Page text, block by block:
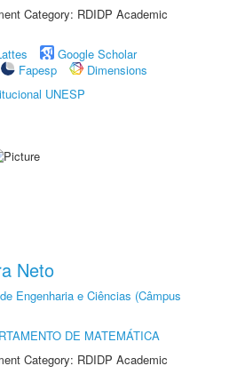
Category: RDIDP Academic
Google Scholar
Fapesp
Dimensions
UNESP
Neto
Engenharia e Ciências (Câmpus
DE MATEMÁTICA
Category: RDIDP Academic